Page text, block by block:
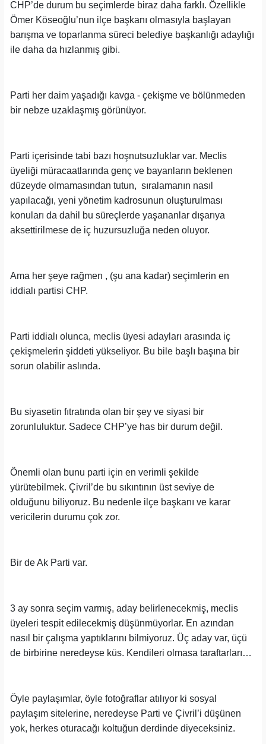
CHP’de durum bu seçimlerde biraz daha farklı. Özellikle
Ömer Köseoğlu’nun ilçe başkanı olmasıyla başlayan
barışma ve toparlanma süreci belediye başkanlığı adaylığı
ile daha da hızlanmış gibi.
Parti her daim yaşadığı kavga - çekişme ve bölünmeden
bir nebze uzaklaşmış görünüyor.
Parti içerisinde tabi bazı hoşnutsuzluklar var. Meclis
üyeliği müracaatlarında genç ve bayanların beklenen
düzeyde olmamasından tutun, sıralamanın nasıl
yapılacağı, yeni yönetim kadrosunun oluşturulması
konuları da dahil bu süreçlerde yaşananlar dışarıya
aksettirilmese de iç huzursuzluğa neden oluyor.
Ama her şeye rağmen , (şu ana kadar) seçimlerin en
iddialı partisi CHP.
Parti iddialı olunca, meclis üyesi adayları arasında iç
çekişmelerin şiddeti yükseliyor. Bu bile başlı başına bir
sorun olabilir aslında.
Bu siyasetin fıtratında olan bir şey ve siyasi bir
zorunluluktur. Sadece CHP’ye has bir durum değil.
Önemli olan bunu parti için en verimli şekilde
yürütebilmek. Çivril’de bu sıkıntının üst seviye de
olduğunu biliyoruz. Bu nedenle ilçe başkanı ve karar
vericilerin durumu çok zor.
Bir de Ak Parti var.
3 ay sonra seçim varmış, aday belirlenecekmiş, meclis
üyeleri tespit edilecekmiş düşünmüyorlar. En azından
nasıl bir çalışma yaptıklarını bilmiyoruz. Üç aday var, üçü
de birbirine neredeyse küs. Kendileri olmasa taraftarları…
Öyle paylaşımlar, öyle fotoğraflar atılıyor ki sosyal
paylaşım sitelerine, neredeyse Parti ve Çivril’i düşünen
yok, herkes oturacağı koltuğun derdinde diyeceksiniz.